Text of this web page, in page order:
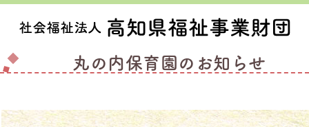
丸の内保育園のお知らせ